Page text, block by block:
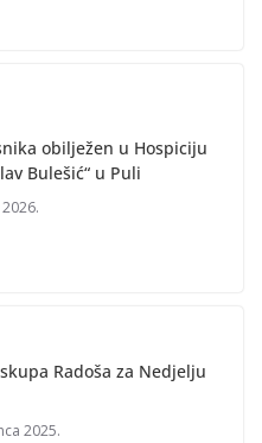
obilježen u Hospiciju
Bulešić“ u Puli
Radoša za Nedjelju
2025.